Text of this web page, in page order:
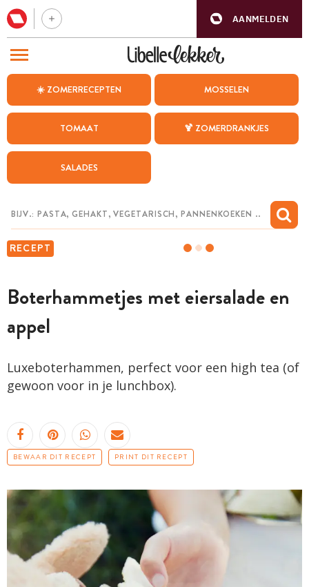
AANMELDEN
☀️ ZOMERRECEPTEN MOSSELEN
TOMAAT 🍹 ZOMERDRANKJES
SALADES
RECEPT
Boterhammetjes met eiersalade en
appel
Luxeboterhammen, perfect voor een high tea (of
gewoon voor in je lunchbox).
BEWAAR DIT RECEPT PRINT DIT RECEPT
BEZOEK ONZE ANDERE WEBSITES
WEEKMENU
CHAT MET MAIA
MIJN BEWAARDE RECEPTEN